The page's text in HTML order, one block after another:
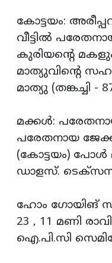
കോട്ടയം:
വീട്ടിൽ
കുരിയന്റെ
മാത്യുവിന്റെ
മാത്യു (തങ്കച്ചി -
മക്കൾ:
പരേതനായ
(കോട്ടയം) പോൾ
ഡാളസ്.
ഹോം ഗോയിങ്
23 , 11 മണി
ഐ.പി.സി